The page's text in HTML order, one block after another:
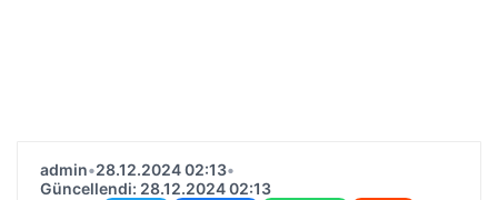
admin•28.12.2024 02:13•
Güncellendi: 28.12.2024 02:13